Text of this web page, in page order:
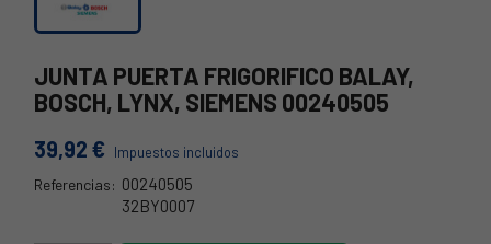
JUNTA PUERTA FRIGORIFICO BALAY,
BOSCH, LYNX, SIEMENS 00240505
39,92 € Impuestos incluidos
Referencias: 00240505
32BY0007
BSH-240505